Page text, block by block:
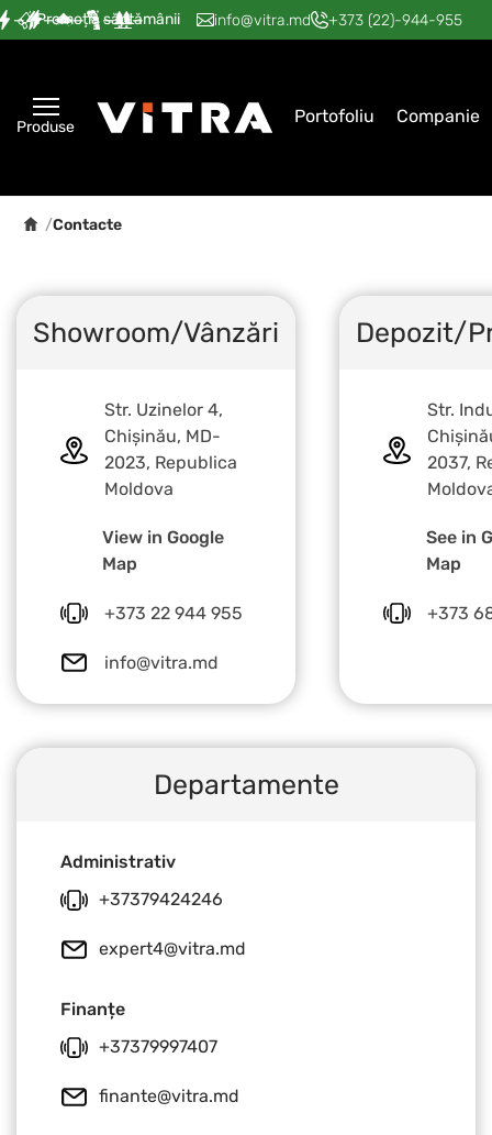
Promoția săptămânii
— — — — — info@vitra.md +373 (22)-944-955
Produse Portofoliu Companie
/Contacte
Showroom/Vânzări
Str. Uzinelor 4,
Chişinău, MD-
2023, Republica
Moldova
View in Google
Map
+373 22 944 955
info@vitra.md
Depozit/
Str.
2037,
See in
Map
+373
Departamente
Administrativ
+37379424246
expert4@vitra.md
Finanțe
+37379997407
finante@vitra.md